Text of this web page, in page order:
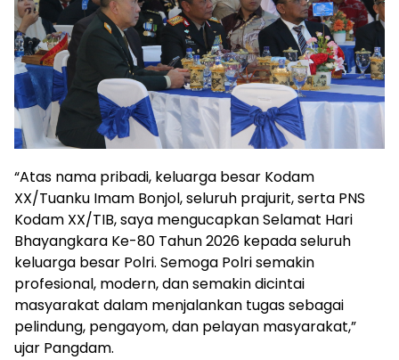
“Atas nama pribadi, keluarga besar Kodam
XX/Tuanku Imam Bonjol, seluruh prajurit, serta PNS
Kodam XX/TIB, saya mengucapkan Selamat Hari
Bhayangkara Ke-80 Tahun 2026 kepada seluruh
keluarga besar Polri. Semoga Polri semakin
profesional, modern, dan semakin dicintai
masyarakat dalam menjalankan tugas sebagai
pelindung, pengayom, dan pelayan masyarakat,”
ujar Pangdam.